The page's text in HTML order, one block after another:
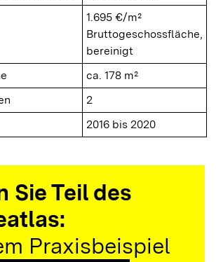
1.695 €/m²
Bruttogeschossfläche,
bereinigt
ca. 178 m²
2
2016 bis 2020
Sie Teil des
Praxisbeispiel